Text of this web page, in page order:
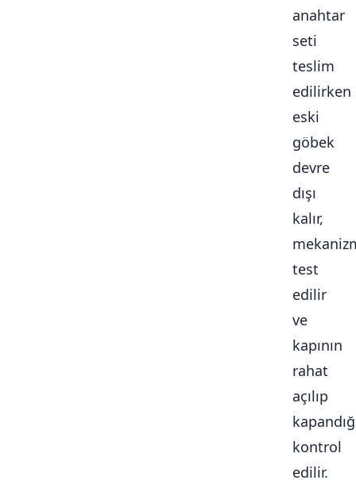
anahtar
seti
teslim
edilirken
eski
göbek
devre
dışı
kalır,
test
edilir
ve
kapının
rahat
açılıp
kontrol
edilir.